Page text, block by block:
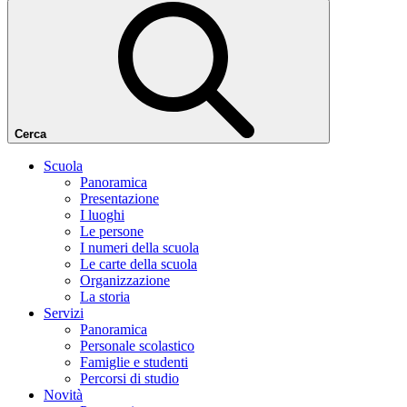
Cerca
Scuola
Panoramica
Presentazione
I luoghi
Le persone
I numeri della scuola
Le carte della scuola
Organizzazione
La storia
Servizi
Panoramica
Personale scolastico
Famiglie e studenti
Percorsi di studio
Novità